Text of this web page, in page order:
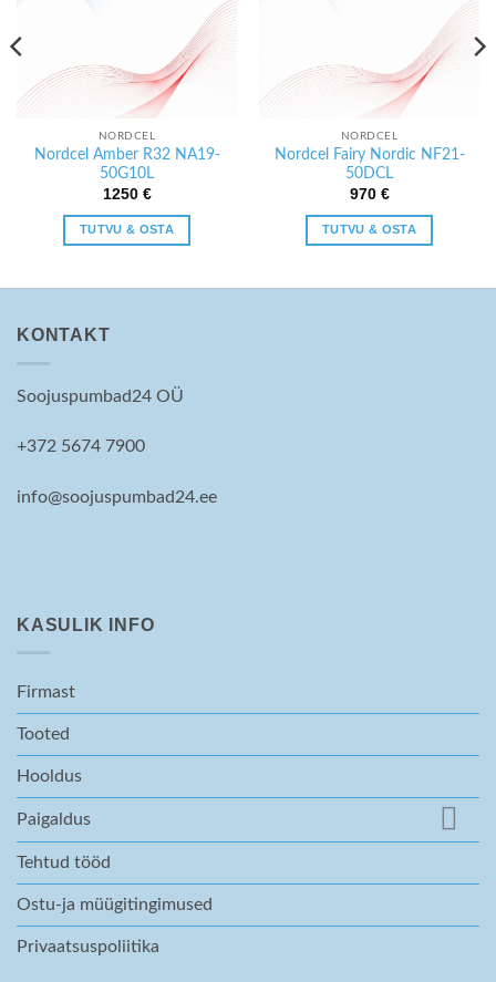
NORDCEL
Nordcel Amber R32 NA19-
50G10L
1250 €
TUTVU & OSTA
NORDCEL
Nordcel Fairy Nordic NF21-
50DCL
970 €
TUTVU & OSTA
KONTAKT
Soojuspumbad24 OÜ
+372 5674 7900
info@soojuspumbad24.ee
KASULIK INFO
Firmast
Tooted
Hooldus
Paigaldus
Tehtud tööd
Ostu-ja müügitingimused
Privaatsuspoliitika